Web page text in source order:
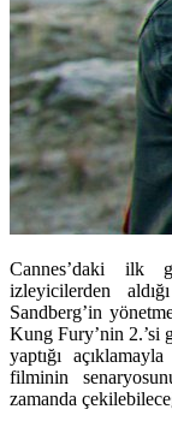
Cannes’daki ilk
izleyicilerden
Sandberg’in
Kung Fury’nin 2.’si
yaptığı
filminin
zamanda